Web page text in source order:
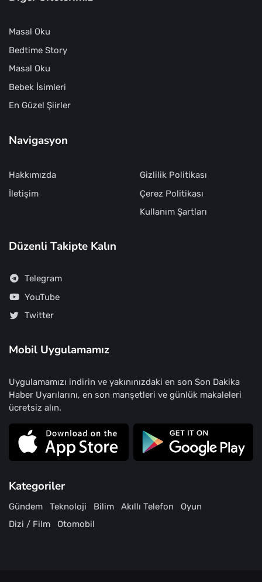
Masal Oku
Bedtime Story
Masal Oku
Bebek İsimleri
En Güzel Şiirler
Navigasyon
Hakkımızda
İletişim
Gizlilik Politikası
Çerez Politikası
Kullanım Şartları
Düzenli Takipte Kalın
Telegram
YouTube
Twitter
Mobil Uygulamamız
Uygulamamızı indirin ve yakınınızdaki en son Son Dakika
Haber Uyarılarını, en son manşetleri ve günlük makaleleri
ücretsiz alın.
Kategoriler
Gündem Teknoloji Bilim Akıllı Telefon
Oyun
Dizi / Film
Otomobil